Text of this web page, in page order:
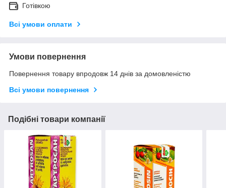
Готівкою
Всі умови оплати
Умови повернення
Повернення товару впродовж 14 днів за домовленістю
Всі умови повернення
Подібні товари компанії